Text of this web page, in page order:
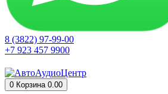
8 (3822) 97-99-00
+7 923 457 9900
0 Корзина 0.00